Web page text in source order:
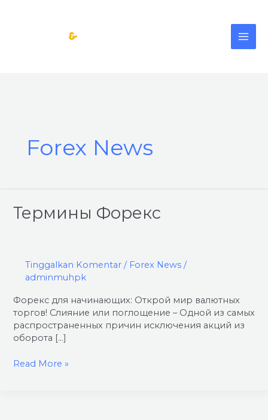
Forex News
Термины Форекс
Tinggalkan Komentar / Forex News/
adminmuhpk
Форекс для начинающих: Открой мир валютных
торгов! Слияние или поглощение – Одной из самых
распространенных причин исключения акций из
оборота […]
Термины
Форекс
Read More »